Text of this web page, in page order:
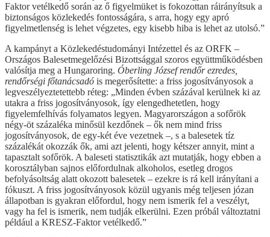
Faktor vetélkedő során az ő figyelmüket is fokozottan ráirányítsuk a
biztonságos közlekedés fontosságára, s arra, hogy egy apró
figyelmetlenség is lehet végzetes, egy kisebb hiba is lehet az utolsó.”
A kampányt a Közlekedéstudományi Intézettel és az ORFK –
Országos Balesetmegelőzési Bizottsággal szoros együttműködésben
valósítja meg a Hungaroring. Óberling József rendőr ezredes,
rendőrségi főtanácsadó is megerősítette: a friss jogosítványosok a
legveszélyeztetettebb réteg: „Minden évben százával kerülnek ki az
utakra a friss jogosítványosok, így elengedhetetlen, hogy
figyelemfelhívás folyamatos legyen. Magyarországon a sofőrök
négy-öt százaléka minősül kezdőnek – ők nem mind friss
jogosítványosok, de egy-két éve vezetnek –, s a balesetek tíz
százalékát okozzák ők, ami azt jelenti, hogy kétszer annyit, mint a
tapasztalt sofőrök. A baleseti statisztikák azt mutatják, hogy ebben a
korosztályban sajnos előfordulnak alkoholos, esetleg drogos
befolyásoltság alatt okozott balesetek – ezekre is rá kell irányítani a
fókuszt. A friss jogosítványosok közül ugyanis még teljesen józan
állapotban is gyakran előfordul, hogy nem ismerik fel a veszélyt,
vagy ha fel is ismerik, nem tudják elkerülni. Ezen próbál változtatni
például a KRESZ-Faktor vetélkedő.”